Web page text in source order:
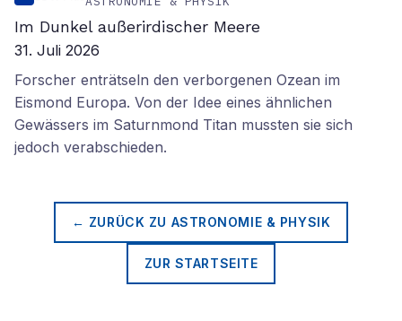
Im Dunkel außerirdischer Meere
31. Juli 2026
Forscher enträtseln den verborgenen Ozean im
Eismond Europa. Von der Idee eines ähnlichen
Gewässers im Saturnmond Titan mussten sie sich
jedoch verabschieden.
← ZURÜCK ZU ASTRONOMIE & PHYSIK
ZUR STARTSEITE